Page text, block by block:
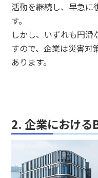
活動を継続し、早急に
す。
しかし、いずれも円
すので、企業は災害対
あります。
2. 企業における